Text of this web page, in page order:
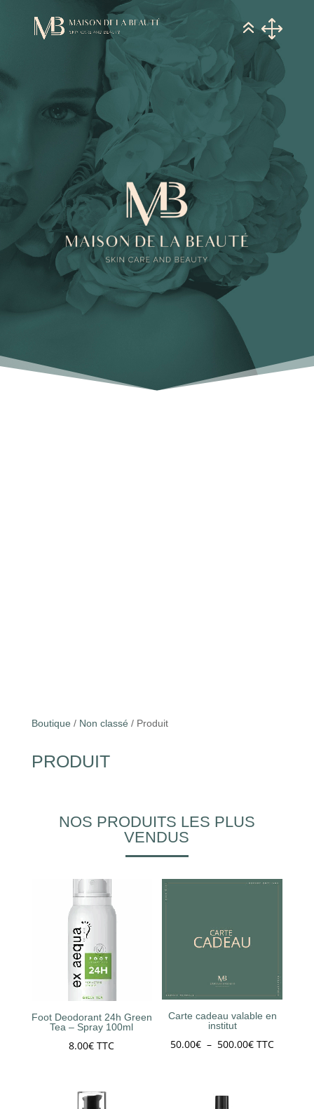
Boutique / Non classé / Produit
PRODUIT
NOS PRODUITS LES PLUS
VENDUS
Foot Deodorant 24h Green
Tea – Spray 100ml
8.00€ TTC
Carte cadeau valable en
institut
50.00€ – 500.00€Plage
TTC